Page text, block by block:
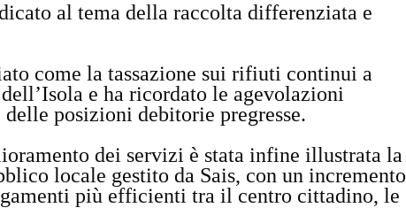
al tema della raccolta differenziata e
come la tassazione sui rifiuti continui a
e ha ricordato le agevolazioni
posizioni debitorie pregresse.
dei servizi è stata infine illustrata la
locale gestito da Sais, con un incremento
più efficienti tra il centro cittadino, le